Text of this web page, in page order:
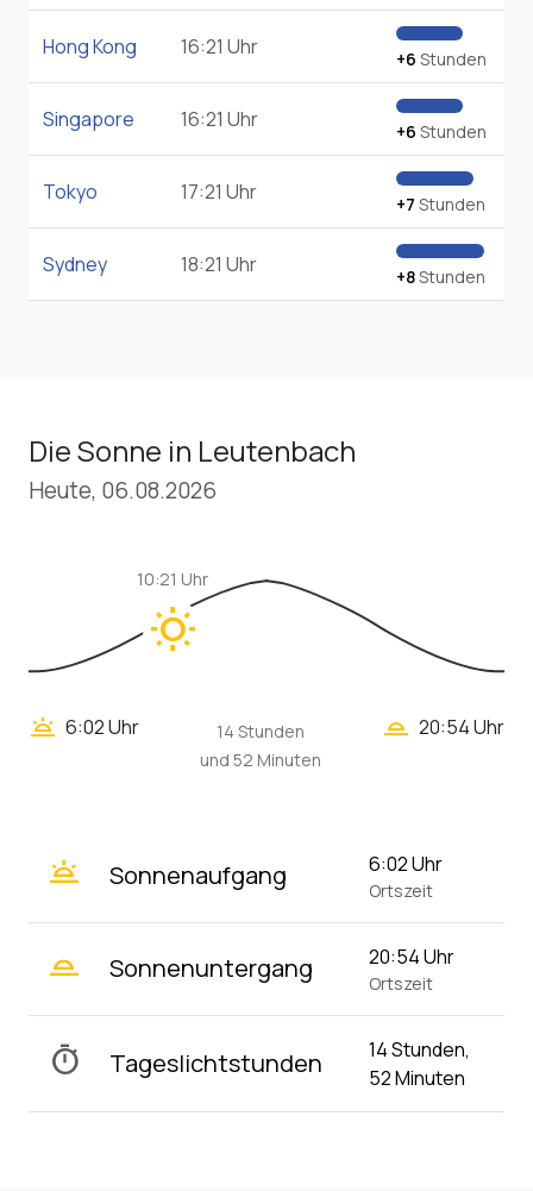
Hong Kong 16:21 Uhr +6 Stunden
Singapore 16:21 Uhr +6 Stunden
Tokyo 17:21 Uhr +7 Stunden
Sydney 18:21 Uhr +8Stunden
Die Sonne in Leutenbach
Heute, 06.08.2026
wb_sunny
10:21 Uhr
wb_twilight 6:02 Uhr
14 Stunden
und 52 Minuten
wb_twilight_2 20:54 Uhr
wb_twilight Sonnenaufgang 6:02 Uhr
Ortszeit
wb_twilight_2 Sonnenuntergang 20:54 Uhr
Ortszeit
timer Tageslichtstunden
14 Stunden,
52 Minuten